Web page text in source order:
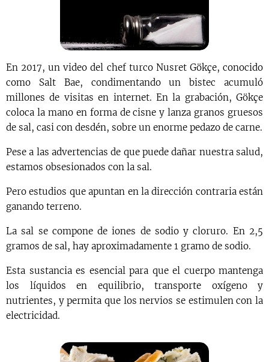
En 2017, un video del chef turco Nusret Gökçe, conocido
como Salt Bae, condimentando un bistec acumuló
millones de visitas en internet. En la grabación, Gökçe
coloca la mano en forma de cisne y lanza granos gruesos
de sal, casi con desdén, sobre un enorme pedazo de carne.
Pese a las advertencias de que puede dañar nuestra salud,
estamos obsesionados con la sal.
Pero estudios que apuntan en la dirección contraria están
ganando terreno.
La sal se compone de iones de sodio y cloruro. En 2,5
gramos de sal, hay aproximadamente 1 gramo de sodio.
Esta sustancia es esencial para que el cuerpo mantenga
los líquidos en equilibrio, transporte oxígeno y
nutrientes, y permita que los nervios se estimulen con la
electricidad.